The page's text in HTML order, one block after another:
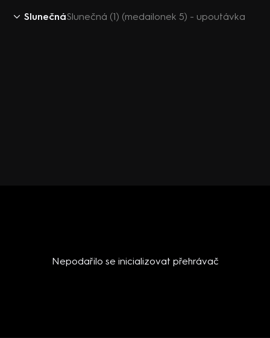
SlunečnáSlunečná (1) (medailonek 5) - upoutávka
Nepodařilo se inicializovat přehrávač